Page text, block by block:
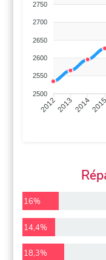
2750
2700
2650
2600
2550
2500
2012201320142015
16%
14,4%
18,3%